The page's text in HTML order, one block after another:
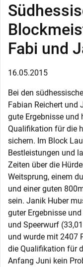
Fabi und
16.05.2015
Bei den
Fabian Reichert und
gute Ergebnisse und
Qualifikation für die
sichern. Im Block
Bestleistungen und
Zeiten über die
Weitsprung, einem
und einer guten
sein. Janik Huber
guter Ergebnisse
und Speerwurf
und wurde mit 2407
die Qualifikation für
Anfang Juni kein